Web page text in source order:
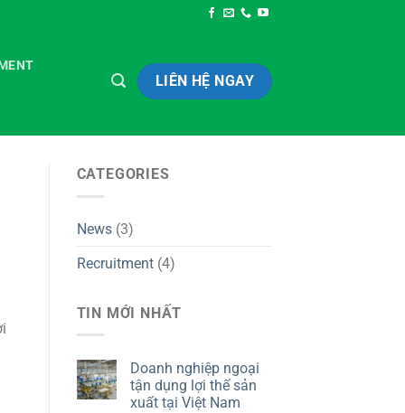
LIÊN HỆ NGAY
CATEGORIES
News(3)
Recruitment(4)
TIN MỚI NHẤT
Doanh nghiệp ngoại
tận dụng lợi thế sản
xuất tại Việt Nam